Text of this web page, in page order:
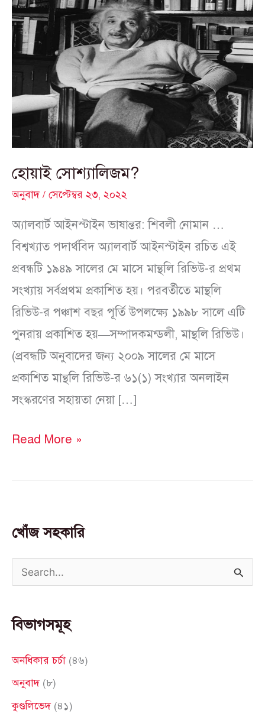
হোয়াই সোশ্যালিজম?
অনুবাদ/ সেপ্টেম্বর ২৩, ২০২২
অ্যালবার্ট আইনস্টাইন ভাষান্তর: শিবলী নোমান …
বিশ্বখ্যাত পদার্থবিদ অ্যালবার্ট আইনস্টাইন রচিত এই
প্রবন্ধটি ১৯৪৯ সালের মে মাসে মান্থলি রিভিউ-র প্রথম
সংখ্যায় সর্বপ্রথম প্রকাশিত হয়। পরবর্তীতে মান্থলি
রিভিউ-র পঞ্চাশ বছর পূর্তি উপলক্ষ্যে ১৯৯৮ সালে এটি
পুনরায় প্রকাশিত হয়—সম্পাদকমন্ডলী, মান্থলি রিভিউ।
(প্রবন্ধটি অনুবাদের জন্য ২০০৯ সালের মে মাসে
প্রকাশিত মান্থলি রিভিউ-র ৬১(১) সংখ্যার অনলাইন
সংস্করণের সহায়তা নেয়া […]
হোয়াই
সোশ্যালিজম?
Read More »
খোঁজ সহকারি
a
c
o
বিভাগসমূহ
অনধিকার চর্চা (৪৬)
অনুবাদ(৮)
কুণ্ডলিভেদ(৪১)